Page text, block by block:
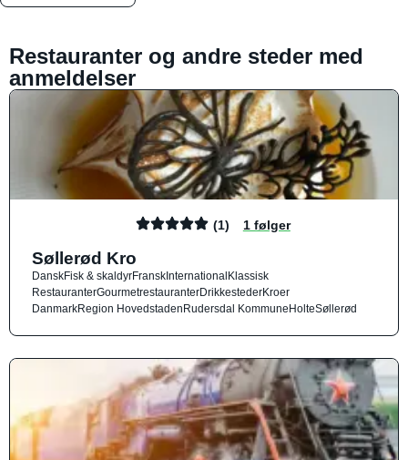
Restauranter og andre steder med
anmeldelser
(1) 1 følger
Søllerød Kro
DanskFisk & skaldyrFranskInternationalKlassisk
RestauranterGourmetrestauranterDrikkestederKroer
DanmarkRegion HovedstadenRudersdal KommuneHolteSøllerød